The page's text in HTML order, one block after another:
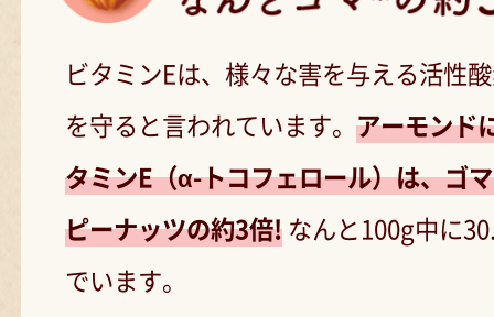
ビタミンEは、様々な害を与える活性
を守ると言われています。アーモンド
タミンE（α-トコフェロール）は、ゴ
ピーナッツの約3倍! なんと100g中に
でいます。